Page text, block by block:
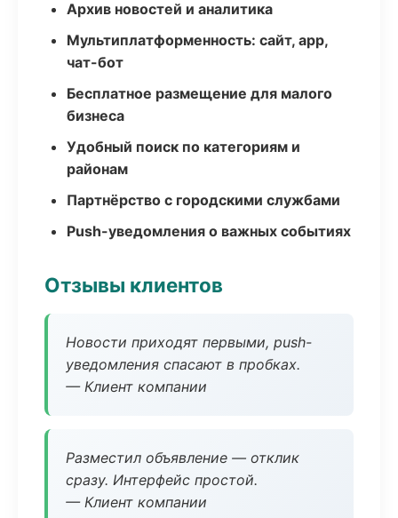
Архив новостей и аналитика
Мультиплатформенность: сайт, app,
чат-бот
Бесплатное размещение для малого
бизнеса
Удобный поиск по категориям и
районам
Партнёрство с городскими службами
Push-уведомления о важных событиях
Отзывы клиентов
Новости приходят первыми, push-
уведомления спасают в пробках.
— Клиент компании
Разместил объявление — отклик
сразу. Интерфейс простой.
— Клиент компании